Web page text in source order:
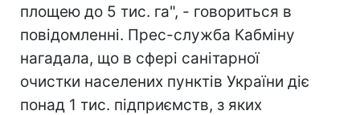
площею до 5 тис. га", - говориться в
повідомленні. Прес-служба Кабміну
нагадала, що в сфері санітарної
очистки населених пунктів України діє
понад 1 тис. підприємств, з яких